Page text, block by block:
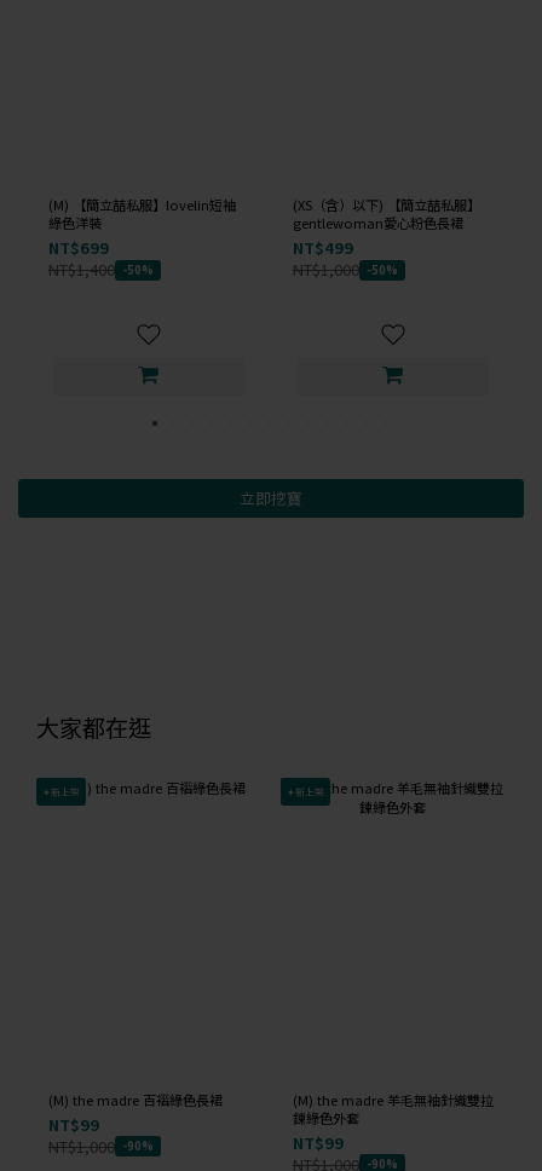
(M) 【簡立喆私服】lovelin短袖
綠色洋裝
NT$699
NT$1,400 -50%
(XS（含）以下) 【簡立喆私服】
gentlewoman愛心粉色長裙
NT$499
NT$1,000 -50%
立即挖寶
大家都在逛
✦新上架
(M) the madre 百褶綠色長裙
NT$99
NT$1,000 -90%
✦新上架
(M) the madre 羊毛無袖針織雙拉
鍊綠色外套
NT$99
NT$1,000 -90%